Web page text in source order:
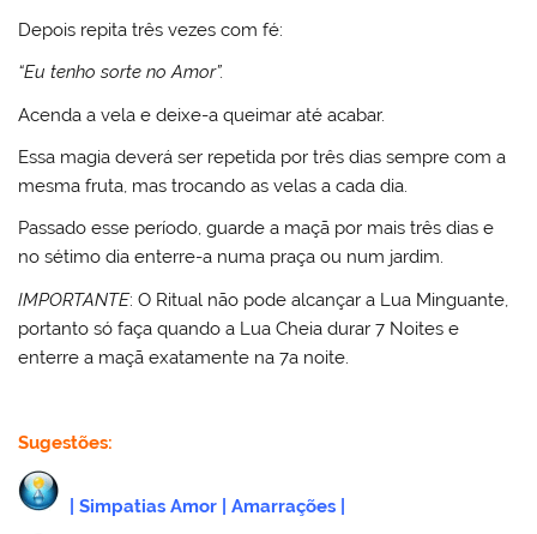
Depois repita três vezes com fé:
“Eu tenho sorte no Amor”.
Acenda a vela e deixe-a queimar até acabar.
Essa magia deverá ser repetida por três dias sempre com a
mesma fruta, mas trocando as velas a cada dia.
Passado esse período, guarde a maçã por mais três dias e
no sétimo dia enterre-a numa praça ou num jardim.
IMPORTANTE: O Ritual não pode alcançar a Lua Minguante,
portanto só faça quando a Lua Cheia durar 7 Noites e
enterre a maçã exatamente na 7a noite.
Sugestões:
|Simpatias Amor |Amarrações